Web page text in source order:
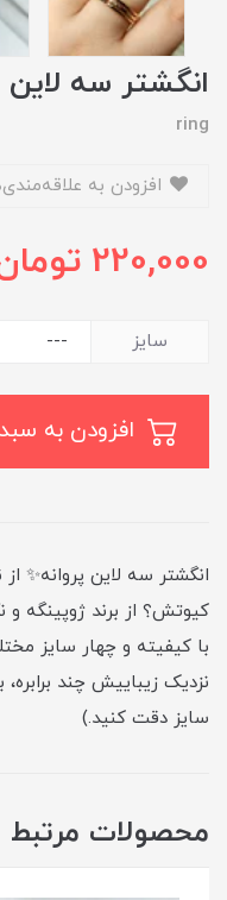
انگشتر سه لاین
ring
220,000
سایز
انگشتر سه لاین پروانه✨
کیوتش؟ از برند ژوپینگه و
با کیفیته و چهار سایز
نزدیک زیباییش چند
سایز دقت کنید.)
محصولات مرتبط